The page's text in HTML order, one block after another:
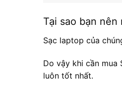
Tại sao bạn nên
Sạc laptop của
Do vậy khi cần mua
luôn tốt nhất.